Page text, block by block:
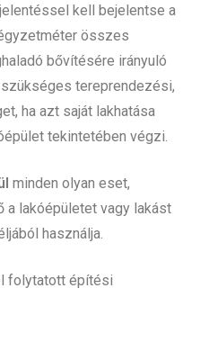
kell bejelentse a
összes
bővítésére irányuló
tereprendezési,
ha azt saját lakhatása
tekintetében végzi.
minden olyan eset,
a lakóépületet vagy lakást
használja.
folytatott építési